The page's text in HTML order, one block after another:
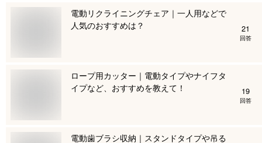
電動リクライニングチェア｜一人用などで
人気のおすすめは？
21
回答
ロープ用カッター｜電動タイプやナイフタ
イプなど、おすすめを教えて！
19
回答
電動歯ブラシ収納｜スタンドタイプや吊る